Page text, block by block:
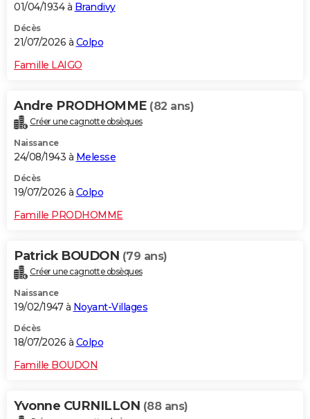
01/04/1934 à Brandivy
Décès
21/07/2026 à Colpo
Famille LAIGO
Andre PRODHOMME (82 ans)
Créer une cagnotte obsèques
Naissance
24/08/1943 à Melesse
Décès
19/07/2026 à Colpo
Famille PRODHOMME
Patrick BOUDON (79 ans)
Créer une cagnotte obsèques
Naissance
19/02/1947 à Noyant-Villages
Décès
18/07/2026 à Colpo
Famille BOUDON
Yvonne CURNILLON (88 ans)